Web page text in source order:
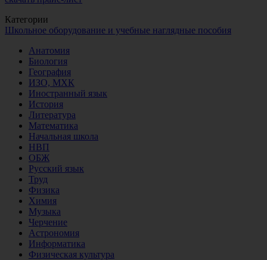
Категории
Школьное оборудование и учебные наглядные пособия
Анатомия
Биология
География
ИЗО, МХК
Иностранный язык
История
Литература
Математика
Начальная школа
НВП
ОБЖ
Русский язык
Труд
Физика
Химия
Музыка
Черчение
Астрономия
Информатика
Физическая культура